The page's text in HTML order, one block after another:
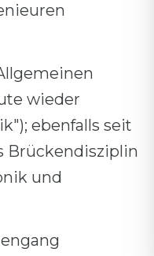
wieder
ebenfalls seit
Brückendisziplin
und